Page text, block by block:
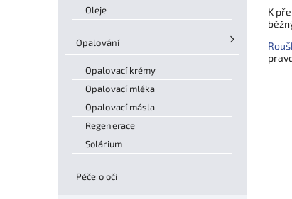
Oleje
Opalování
Opalovací krémy
Opalovací mléka
Opalovací másla
Regenerace
Solárium
Péče o oči
K